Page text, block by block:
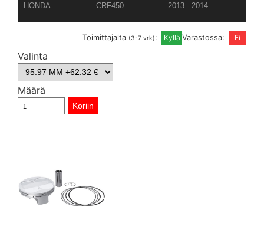
HONDA
CRF450 2013 - 2014
Varastossa:
Toimittajalta (3-7 vrk):
Valinta
Määrä